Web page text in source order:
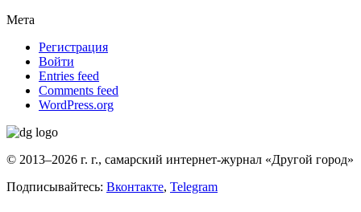
Мета
Регистрация
Войти
Entries feed
Comments feed
WordPress.org
© 2013–2026 г. г., самарский интернет-журнал «Другой город»
Подписывайтесь: Вконтакте, Telegram